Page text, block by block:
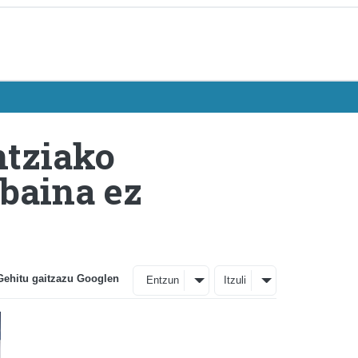
ez
gaitzazu Googlen Entzun Itzuli